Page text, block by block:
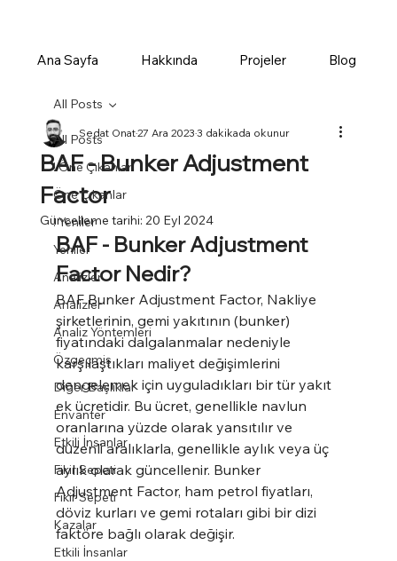
Ana Sayfa Hakkında Projeler Blog
All Posts
! Öne Çıkanlar
Öne Çıkanlar
! Yeniler
Yeniler
Analizler
Analizler
Analiz Yöntemleri
Özgeçmiş
Diğer Başlıklar
Envanter
Etkili İnsanlar
Fikir Sepeti
Fikir Sepeti
Kazalar
Etkili İnsanlar
All Posts
BAF - Bunker Adjustment
Factor
Sedat Onat27 Ara 20233 dakikada okunur
Güncelleme tarihi: 20 Eyl 2024
BAF - Bunker Adjustment
Factor Nedir?
BAF Bunker Adjustment Factor, Nakliye
şirketlerinin, gemi yakıtının (bunker)
fiyatındaki dalgalanmalar nedeniyle
karşılaştıkları maliyet değişimlerini
dengelemek için uyguladıkları bir tür yakıt
ek ücretidir. Bu ücret, genellikle navlun
oranlarına yüzde olarak yansıtılır ve
düzenli aralıklarla, genellikle aylık veya üç
aylık olarak güncellenir. Bunker
Adjustment Factor, ham petrol fiyatları,
döviz kurları ve gemi rotaları gibi bir dizi
faktöre bağlı olarak değişir.